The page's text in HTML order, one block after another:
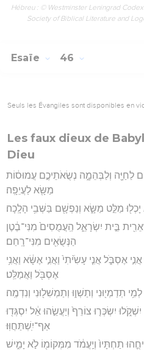
Hébreu : © Westminster Leningrad
Society of Biblical Literature and
Esaïe 46
Seuls les Évangiles sont disponibles en
Les faux dieux de
Dieu
לַחַיָּ֖ה וְלַבְּהֵמָ֑ה נְשֻׂאֹתֵיכֶ֣ם עֲמוּס֔וֹת
מַשָּׂ֖א לַעֲיֵפָֽה׃
יָכְל֖וּ מַלֵּ֣ט מַשָּׂ֑א וְנַפְשָׁ֖ם בַּשְּׁבִ֥י הָלָֽכָה׃
בֵּ֣ית יִשְׂרָאֵ֑ל הַֽעֲמֻסִים֙ מִנִּי־בֶ֔טֶן
הַנְּשֻׂאִ֖ים מִנִּי־רָֽחַם׃
אֶסְבֹּ֑ל אֲנִ֤י עָשִׂ֙יתִי֙ וַאֲנִ֣י אֶשָּׂ֔א וַאֲנִ֥י
אֶסְבֹּ֖ל וַאֲמַלֵּֽט׃
לְמִ֥י תְדַמְי֖וּנִי וְתַשְׁו֑וּ וְתַמְשִׁל֖וּנִי וְנִדְמֶֽה׃
יִשְׂכְּר֤וּ צוֹרֵף֙ וְיַעֲשֵׂ֣הוּ אֵ֔ל יִסְגְּד֖וּ
אַף־יִֽשְׁתַּחֲוּֽוּ׃
תַחְתָּיו֙ וְיַֽעֲמֹ֔ד מִמְּקוֹמ֖וֹ לֹ֣א יָמִ֑ישׁ